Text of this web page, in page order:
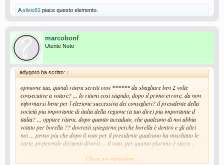
Asilvio91 piace questo elemento.
marcobonf
Utente Noto
adygoro ha scritto: ↑
opinione tua. quindi ritieni seretti cosi ****** da sbagliare ben 2 volte
consecutive a votare? ... lo ritieni cosi stupido, dopo il primo errore, da non
informarsi bene per l elezione successiva dei consiglieri? il presidente della
società piu importante di italia della regione (a tuo dire) piu importante d
italia? ... oppure ritieni, dopo quanto accaduto, che qualcuno di noi abbia
votato per borella ?? dovresti spiegarmi perche borella è dentro e gli altri
noi ... penso piu che dopo il voto per il presidente qualcuno ha mischiato le
carte, preferendo dirigenti diversi ... il voto, per quanto plurimo è sacro ..
adesso nomineranno sciannimanico commissario in lombardia e stiamo a
Clicca per espandere...